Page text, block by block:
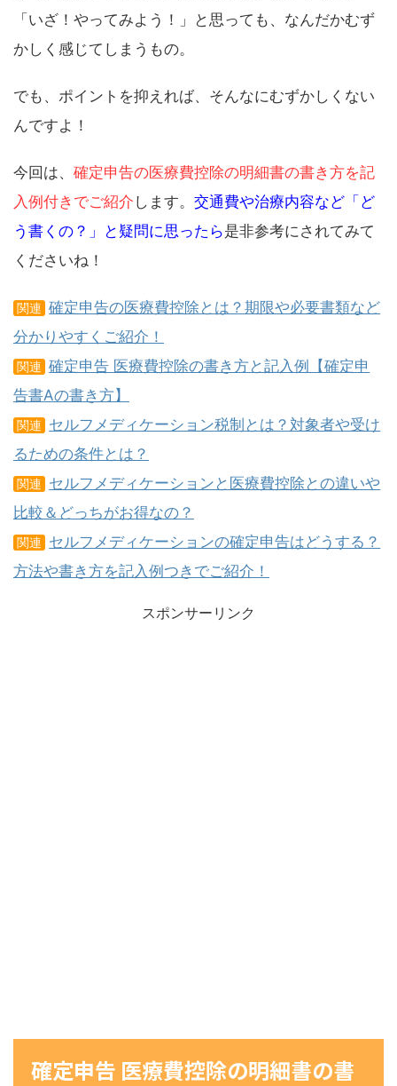
「いざ！やってみよう！」と思っても、なんだかむず
かしく感じてしまうもの。
でも、ポイントを抑えれば、そんなにむずかしくない
んですよ！
今回は、 確定申告の医療費控除の明細書の書き方を記
入例付きでご紹介 します。 交通費や治療内容など「ど
う書くの？」と疑問に思ったら是非参考にされてみて
くださいね！
関連 確定申告の医療費控除とは？期限や必要書類など
分かりやすくご紹介！
関連 確定申告 医療費控除の書き方と記入例【確定申
告書Aの書き方】
関連
セルフメディケーション税制とは？対象者や受け
るための条件とは？
関連
セルフメディケーションと医療費控除との違いや
比較＆どっちがお得なの？
関連
セルフメディケーションの確定申告はどうする？
方法や書き方を記入例つきでご紹介！
スポンサーリンク
確定申告 医療費控除の明細書の書